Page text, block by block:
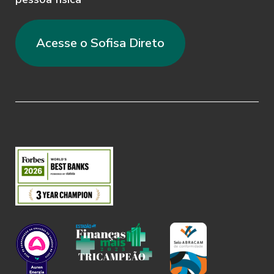
2.4. O Usuário concorda que o Sofisa
poderá recusar qualquer prestação de
2.5. A utilização da Senha é de
responsabilidade do Usuário. O Usuário
assume inteira responsabilidade pela
guarda, sigilo e boa utilização do login e
senhas cadastrados, isentando o Sofisa
de qualquer responsabilidade.
Acesse o Sofisa Direto